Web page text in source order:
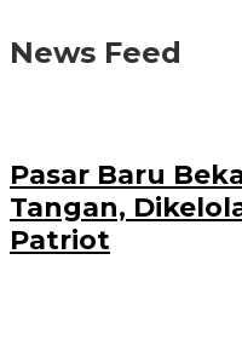
News Feed
Pasar Baru
Tangan,
Patriot